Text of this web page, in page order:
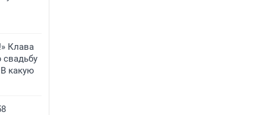
Клава
свадьбу
какую